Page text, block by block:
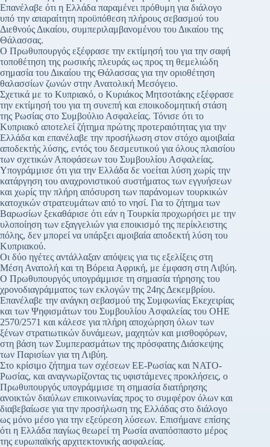
Επανέλαβε ότι η Ελλάδα παραμένει πρόθυμη για διάλογο
υπό την απαραίτητη προϋπόθεση πλήρους σεβασμού του
Διεθνούς Δικαίου, συμπεριλαμβανομένου του Δικαίου της
Θάλασσας.
Ο Πρωθυπουργός εξέφρασε την εκτίμησή του για την σαφή
τοποθέτηση της ρωσικής πλευράς ως προς τη θεμελιώδη
σημασία του Δικαίου της Θάλασσας για την οριοθέτηση
θαλασσίων ζωνών στην Ανατολική Μεσόγειο.
Σχετικά με το Κυπριακό, ο Κυριάκος Μητσοτάκης εξέφρασε
την εκτίμησή του για τη συνεπή και εποικοδομητική στάση
της Ρωσίας στο Συμβούλιο Ασφαλείας. Τόνισε ότι το
Κυπριακό αποτελεί ζήτημα πρώτης προτεραιότητας για την
Ελλάδα και επανέλαβε την προσήλωση στον στόχο αμοιβαία
αποδεκτής λύσης, εντός του δεσμευτικού για όλους πλαισίου
των σχετικών Αποφάσεων του Συμβουλίου Ασφαλείας.
Υπογράμμισε ότι για την Ελλάδα δε νοείται λύση χωρίς την
κατάργηση του αναχρονιστικού συστήματος των εγγυήσεων
και χωρίς την πλήρη απόσυρση των παράνομων τουρκικών
κατοχικών στρατευμάτων από το νησί. Για το ζήτημα των
Βαρωσίων ξεκαθάρισε ότι εάν η Τουρκία προχωρήσει με την
υλοποίηση των εξαγγελιών για εποικισμό της περίκλειστης
πόλης, δεν μπορεί να υπάρξει αμοιβαία αποδεκτή λύση του
Κυπριακού.
Οι δύο ηγέτες αντάλλαξαν απόψεις για τις εξελίξεις στη
Μέση Ανατολή και τη Βόρεια Αφρική, με έμφαση στη Λιβύη.
Ο Πρωθυπουργός υπογράμμισε τη σημασία τήρησης του
χρονοδιαγράμματος των εκλογών της 24ης Δεκεμβρίου.
Επανέλαβε την ανάγκη σεβασμού της Συμφωνίας Εκεχειρίας
και των Ψηφισμάτων του Συμβουλίου Ασφαλείας του ΟΗΕ
2570/2571 και κάλεσε για πλήρη αποχώρηση όλων των
ξένων στρατιωτικών δυνάμεων, μαχητών και μισθοφόρων,
στη βάση των Συμπερασμάτων της πρόσφατης Διάσκεψης
των Παρισίων για τη Λιβύη.
Στο κρίσιμο ζήτημα των σχέσεων ΕΕ-Ρωσίας και ΝΑΤΟ-
Ρωσίας, και αναγνωρίζοντας τις υφιστάμενες προκλήσεις, ο
Πρωθυπουργός υπογράμμισε τη σημασία διατήρησης
ανοικτών διαύλων επικοινωνίας προς το συμφέρον όλων και
διαβεβαίωσε για την προσήλωση της Ελλάδας στο διάλογο
ως μόνο μέσο για την εξεύρεση λύσεων. Επισήμανε επίσης
ότι η Ελλάδα παγίως θεωρεί τη Ρωσία αναπόσπαστο μέρος
της ευρωπαϊκής αρχιτεκτονικής ασφαλείας.